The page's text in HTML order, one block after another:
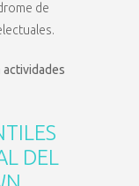
de
actividades
DEL